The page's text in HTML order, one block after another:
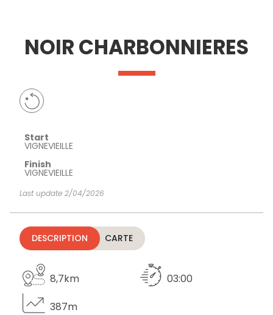
ESSENTIAL
AND
DO
INSPIRATIONS AGENDA
NOIR CHARBONNIERES
Start
VIGNEVIEILLE
Finish
VIGNEVIEILLE
Last update 2/04/2026
DESCRIPTION CARTE
8,7km
03:00
387m